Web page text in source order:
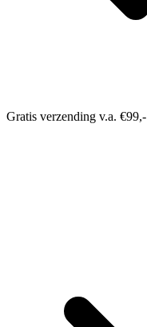
Gratis verzending v.a. €99,-